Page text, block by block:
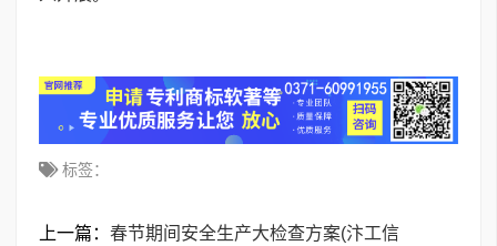
标签：
上一篇： 春节期间安全生产大检查方案(汴工信